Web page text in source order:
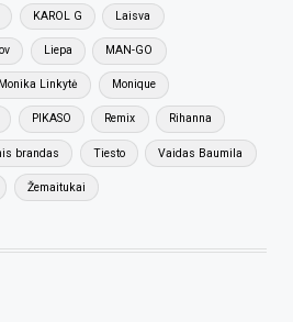
KAROL G Laisva
Liepa MAN-GO
Monika Linkytė Monique
PIKASO Remix Rihanna
brandas Tiesto Vaidas Baumila
Žemaitukai